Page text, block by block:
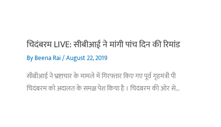
चिदंबरम LIVE: सीबीआई ने मांगी पांच दिन की रिमांड
ByBeena Rai/August 22, 2019
सीबीआई ने भ्रष्टाचार के मामले में गिरफ़्तार किए गए पूर्व गृहमंत्री पी
चिदंबरम को अदालत के समक्ष पेश किया है । चिदंबरम की ओर से…